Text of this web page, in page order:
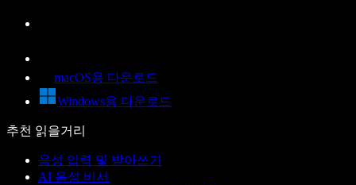
macOS용 다운로드
Windows용 다운로드
추천 읽을거리
음성 입력 및 받아쓰기
AI 음성 비서